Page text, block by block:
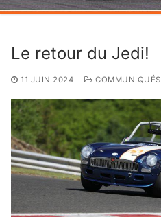
Le retour du Jedi!
11 JUIN 2024 COMMUNIQUÉS